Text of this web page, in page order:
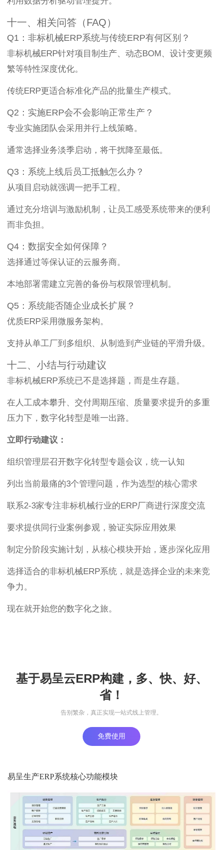
十一、相关问答（FAQ）
Q1：非标机械ERP系统与传统ERP有何区别？
非标机械ERP针对项目制生产、动态BOM、设计变更频
繁等特性深度优化。
传统ERP更适合标准化产品的批量生产模式。
Q2：实施ERP会不会影响正常生产？
专业实施团队会采用并行上线策略。
通常选择业务淡季启动，将干扰降至最低。
Q3：系统上线后员工抵触怎么办？
从项目启动就强调一把手工程。
通过充分培训与激励机制，让员工感受系统带来的便利
而非负担。
Q4：数据安全如何保障？
选择通过等保认证的云服务商。
本地部署需建立完善的备份与权限管理机制。
Q5：系统能否随企业成长扩展？
优质ERP采用微服务架构。
支持从单工厂到多组织、从制造到产业链的平滑升级。
十二、小结与行动建议
非标机械ERP系统已不是选择题，而是生存题。
在人工成本攀升、交付周期压缩、质量要求提升的多重
压力下，数字化转型是唯一出路。
立即行动建议：
组织管理层召开数字化转型专题会议，统一认知
列出当前最痛的3个管理问题，作为选型的核心需求
联系2-3家专注非标机械行业的ERP厂商进行深度交流
要求提供同行业案例参观，验证实际应用效果
制定分阶段实施计划，从核心模块开始，逐步深化应用
选择适合的非标机械ERP系统，就是选择企业的未来竞
争力。
现在就开始您的数字化之旅。
基于易呈云ERP构建，多、快、好、
省！
告别繁杂，真正实现一站式线上管理。
免费使用
易呈生产ERP系统核心功能模块